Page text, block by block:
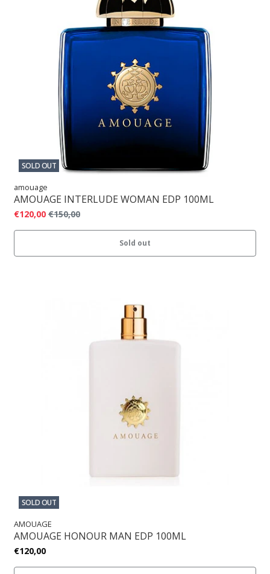
SOLD OUT
amouage
AMOUAGE INTERLUDE WOMAN EDP 100ML
€120,00 €150,00
Sold out
SOLD OUT
AMOUAGE
AMOUAGE HONOUR MAN EDP 100ML
€120,00